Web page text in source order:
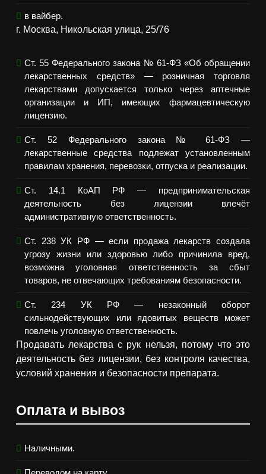
в вайбер.
г. Москва, Никольская улица, 25/76
Ст. 55 Федерального закона № 61-ФЗ «Об обращении
лекарственных средств» — розничная торговля
лекарствами допускается только через аптечные
организации и ИП, имеющих фармацевтическую
лицензию.
Ст. 52 Федерального закона № 61-ФЗ —
лекарственные средства подлежат установленным
правилам хранения, перевозки, отпуска и реализации.
Ст. 14.1 КоАП РФ — предпринимательская
деятельность без лицензии влечёт
административную ответственность.
Ст. 238 УК РФ — если продажа лекарств создала
угрозу жизни или здоровью либо причинила вред,
возможна уголовная ответственность за сбыт
товаров, не отвечающих требованиям безопасности.
Ст. 234 УК РФ — незаконный оборот
сильнодействующих или ядовитых веществ может
повлечь уголовную ответственность.
Продавать лекарства с рук нельзя, потому что это
деятельность без лицензии, без контроля качества,
условий хранения и безопасности препарата.
Оплата и вывоз
Наличными.